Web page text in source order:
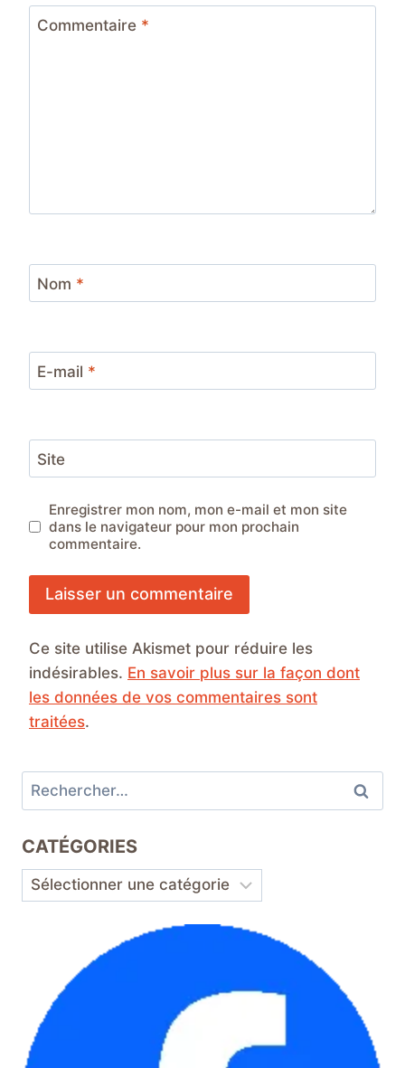
Commentaire *
Nom *
E-mail *
Site
Enregistrer mon nom, mon e-mail et mon site
dans le navigateur pour mon prochain
commentaire.
Ce site utilise Akismet pour réduire les
indésirables. En savoir plus sur la façon dont
les données de vos commentaires sont
traitées.
Rechercher :
CATÉGORIES
Catégories